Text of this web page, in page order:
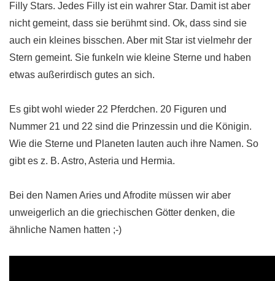
Filly Stars. Jedes Filly ist ein wahrer Star. Damit ist aber
nicht gemeint, dass sie berühmt sind. Ok, dass sind sie
auch ein kleines bisschen. Aber mit Star ist vielmehr der
Stern gemeint. Sie funkeln wie kleine Sterne und haben
etwas außerirdisch gutes an sich.
Es gibt wohl wieder 22 Pferdchen. 20 Figuren und
Nummer 21 und 22 sind die Prinzessin und die Königin.
Wie die Sterne und Planeten lauten auch ihre Namen. So
gibt es z. B. Astro, Asteria und Hermia.
Bei den Namen Aries und Afrodite müssen wir aber
unweigerlich an die griechischen Götter denken, die
ähnliche Namen hatten ;-)